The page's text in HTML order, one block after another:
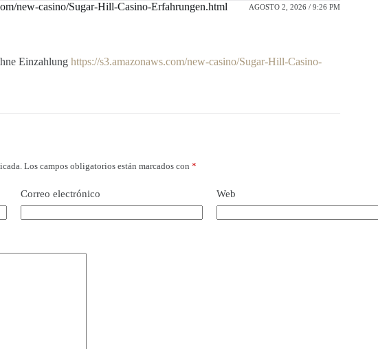
new-casino/Sugar-Hill-Casino-Erfahrungen.html AGOSTO 2, 2026 / 9:26 PM
Einzahlung https://s3.amazonaws.com/new-casino/Sugar-Hill-Casino-
Los campos obligatorios están marcados con *
Correo electrónico Web